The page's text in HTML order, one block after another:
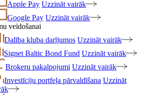
Apple Pay Uzzināt vairāk
Google Pay Uzzināt vairāk
veidošanai
Dalība kluba darījumos Uzzināt vairāk
Signet Baltic Bond Fund Uzzināt vairāk
Brokeru pakalpojumi Uzzināt vairāk
Investīciju portfeļa pārvaldīšana Uzzināt